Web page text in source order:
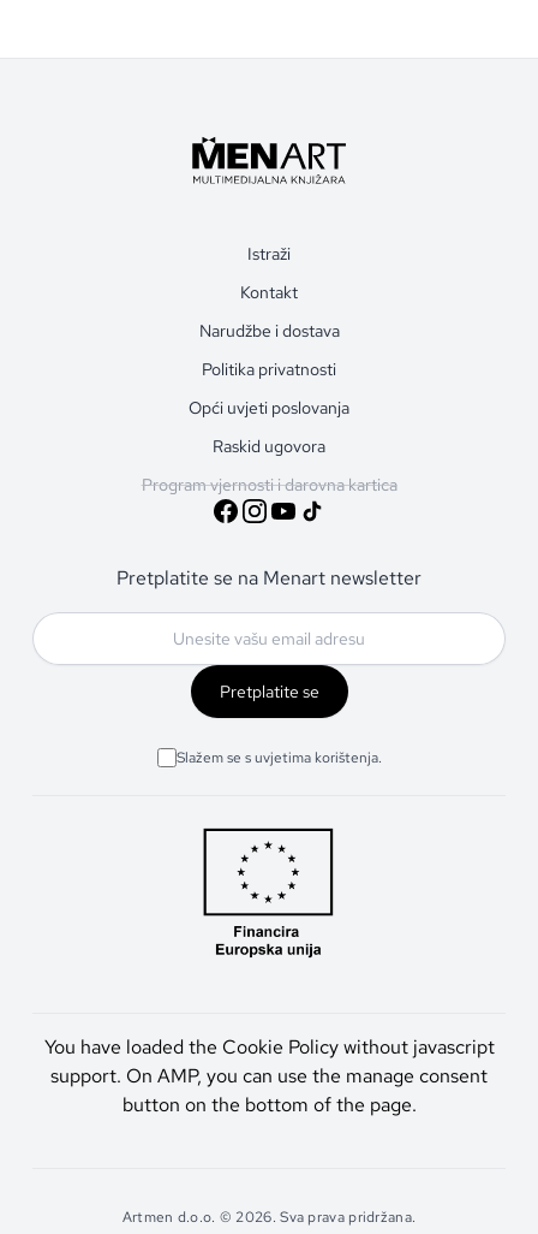
Istraži
Kontakt
Narudžbe i dostava
Politika privatnosti
Opći uvjeti poslovanja
Raskid ugovora
Program vjernosti i darovna kartica
Pretplatite se na Menart newsletter
Pretplatite se
Slažem se s uvjetima korištenja.
You have loaded the Cookie Policy without javascript
support. On AMP, you can use the manage consent
button on the bottom of the page.
Artmen d.o.o. © 2026. Sva prava pridržana.